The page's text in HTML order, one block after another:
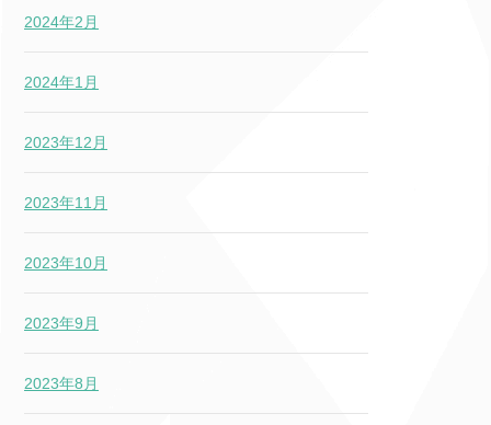
2024年2月
2024年1月
2023年12月
2023年11月
2023年10月
2023年9月
2023年8月